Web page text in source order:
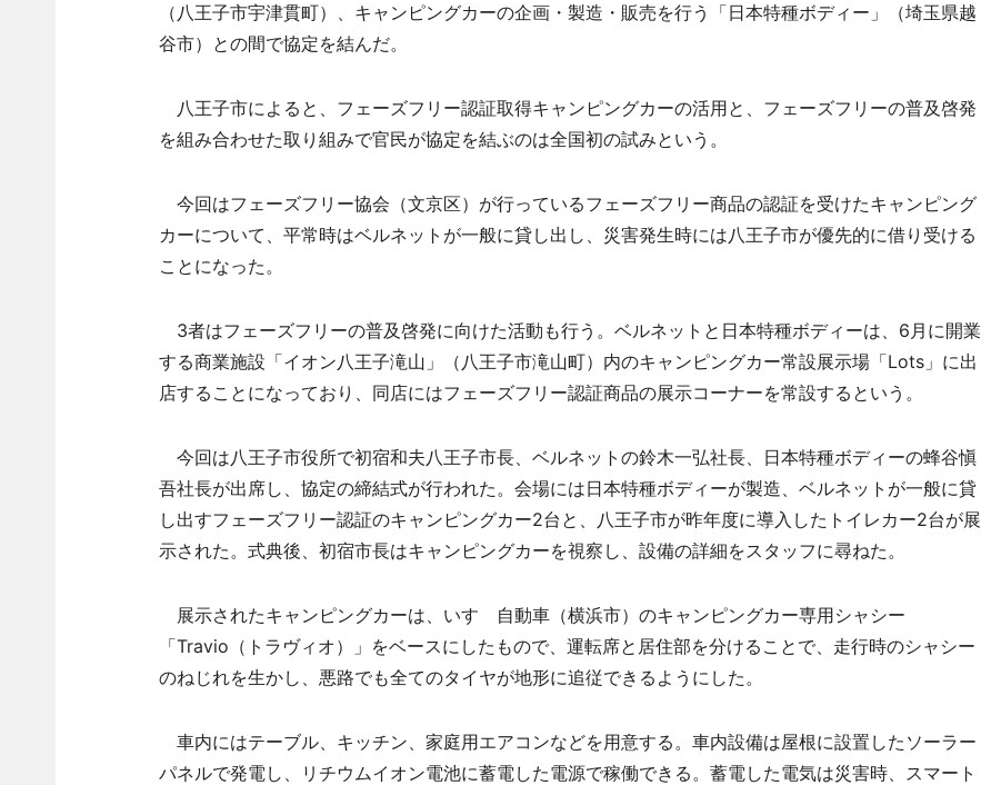
（八王子市宇津貫町）、キャンピングカーの企画・製造・販売を行う「日本特種ボディー」（埼玉県越
谷市）との間で協定を結んだ。
八王子市によると、フェーズフリー認証取得キャンピングカーの活用と、フェーズフリーの普及啓発
を組み合わせた取り組みで官民が協定を結ぶのは全国初の試みという。
今回はフェーズフリー協会（文京区）が行っているフェーズフリー商品の認証を受けたキャンピング
カーについて、平常時はベルネットが一般に貸し出し、災害発生時には八王子市が優先的に借り受ける
ことになった。
3者はフェーズフリーの普及啓発に向けた活動も行う。ベルネットと日本特種ボディーは、6月に開業
する商業施設「イオン八王子滝山」（八王子市滝山町）内のキャンピングカー常設展示場「Lots」に出
店することになっており、同店にはフェーズフリー認証商品の展示コーナーを常設するという。
今回は八王子市役所で初宿和夫八王子市長、ベルネットの鈴木一弘社長、日本特種ボディーの蜂谷愼
吾社長が出席し、協定の締結式が行われた。会場には日本特種ボディーが製造、ベルネットが一般に貸
し出すフェーズフリー認証のキャンピングカー2台と、八王子市が昨年度に導入したトイレカー2台が展
示された。式典後、初宿市長はキャンピングカーを視察し、設備の詳細をスタッフに尋ねた。
展示されたキャンピングカーは、いすゞ自動車（横浜市）のキャンピングカー専用シャシー
「Travio（トラヴィオ）」をベースにしたもので、運転席と居住部を分けることで、走行時のシャシー
のねじれを生かし、悪路でも全てのタイヤが地形に追従できるようにした。
車内にはテーブル、キッチン、家庭用エアコンなどを用意する。車内設備は屋根に設置したソーラー
パネルで発電し、リチウムイオン電池に蓄電した電源で稼働できる。蓄電した電気は災害時、スマート